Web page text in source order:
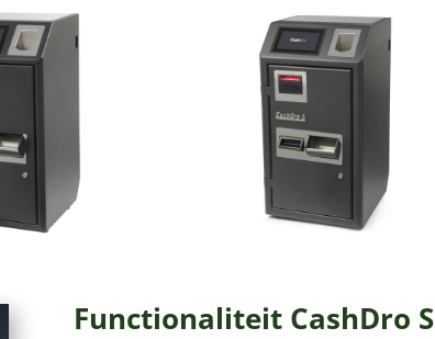
Functionaliteit CashDro S